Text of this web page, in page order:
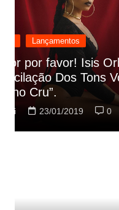
Destaque
Rashid vai
referencias do
música
Rociclei 22/01/